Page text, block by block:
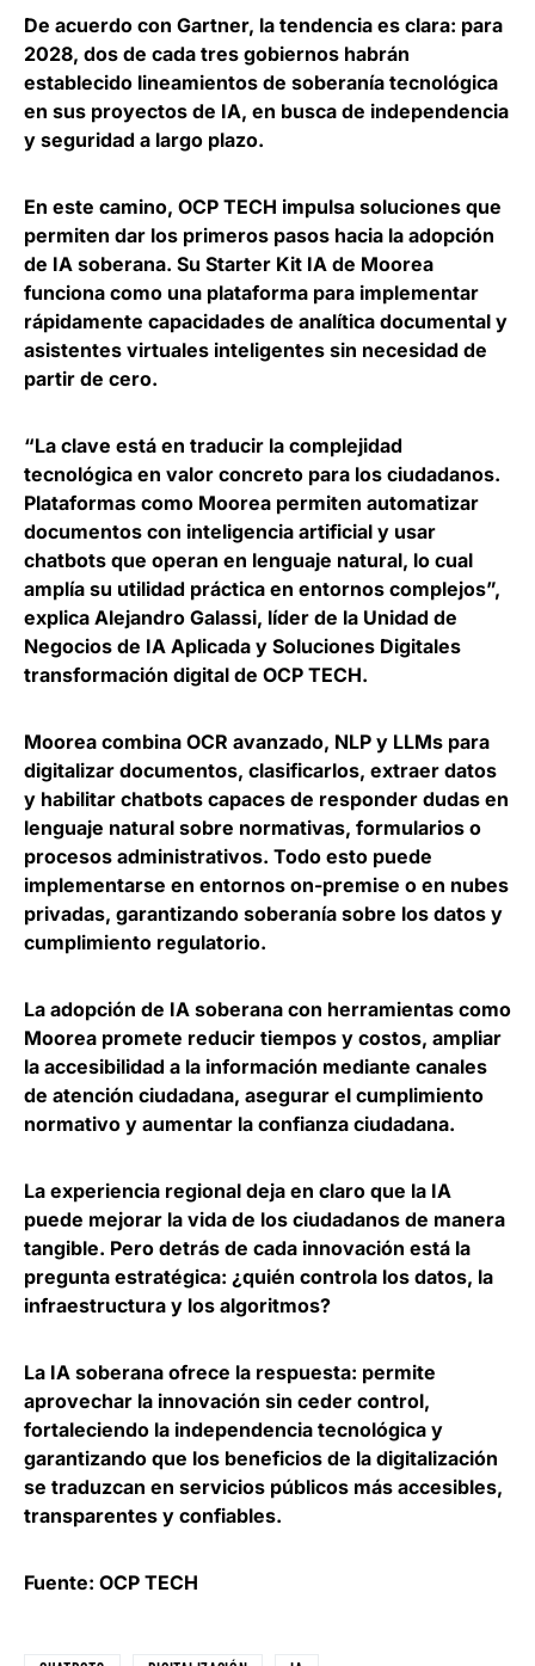
De acuerdo con Gartner, la tendencia es clara: para
2028, dos de cada tres gobiernos habrán
establecido lineamientos de soberanía tecnológica
en sus proyectos de IA, en busca de independencia
y seguridad a largo plazo.
En este camino, OCP TECH impulsa soluciones que
permiten dar los primeros pasos hacia la adopción
de IA soberana. Su Starter Kit IA de Moorea
funciona como una plataforma para implementar
rápidamente capacidades de analítica documental y
asistentes virtuales inteligentes sin necesidad de
partir de cero.
“La clave está en traducir la complejidad
tecnológica en valor concreto para los ciudadanos.
Plataformas como Moorea permiten automatizar
documentos con inteligencia artificial y usar
chatbots que operan en lenguaje natural, lo cual
amplía su utilidad práctica en entornos complejos”,
explica Alejandro Galassi, líder de la Unidad de
Negocios de IA Aplicada y Soluciones Digitales
transformación digital de OCP TECH.
Moorea combina OCR avanzado, NLP y LLMs para
digitalizar documentos, clasificarlos, extraer datos
y habilitar chatbots capaces de responder dudas en
lenguaje natural sobre normativas, formularios o
procesos administrativos. Todo esto puede
implementarse en entornos on-premise o en nubes
privadas, garantizando soberanía sobre los datos y
cumplimiento regulatorio.
La adopción de IA soberana con herramientas como
Moorea promete reducir tiempos y costos, ampliar
la accesibilidad a la información mediante canales
de atención ciudadana, asegurar el cumplimiento
normativo y aumentar la confianza ciudadana.
La experiencia regional deja en claro que la IA
puede mejorar la vida de los ciudadanos de manera
tangible. Pero detrás de cada innovación está la
pregunta estratégica: ¿quién controla los datos, la
infraestructura y los algoritmos?
La IA soberana ofrece la respuesta: permite
aprovechar la innovación sin ceder control,
fortaleciendo la independencia tecnológica y
garantizando que los beneficios de la digitalización
se traduzcan en servicios públicos más accesibles,
transparentes y confiables.
Fuente: OCP TECH